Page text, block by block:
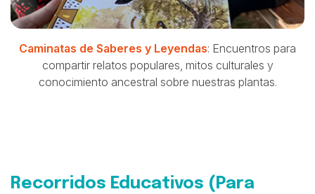
Caminatas de Saberes y Leyendas: Encuentros para
compartir relatos populares, mitos culturales y
conocimiento ancestral sobre nuestras plantas.
Recorridos Educativos (Para